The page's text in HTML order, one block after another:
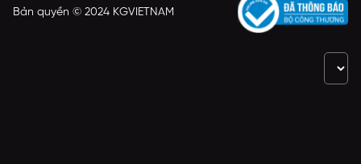
Bản quyền © 2024 KGVIETNAM